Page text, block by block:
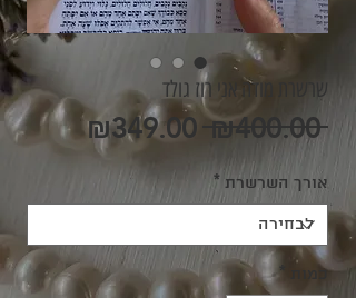
שרשרת מודה אני רוז גולד
₪400.00 מחיר
רגיל
₪349.00מחיר
מבצע אורך השרשרת *
כמות *